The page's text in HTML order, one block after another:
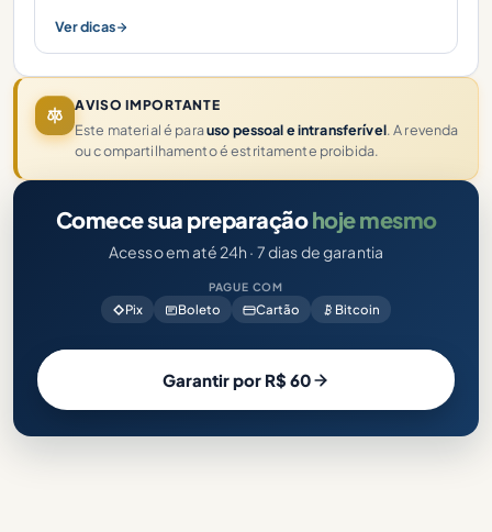
Ver dicas
AVISO IMPORTANTE
Este material é parauso pessoal e intransferível. A revenda
ou compartilhamento é estritamente proibida.
Comece sua preparaçãohoje mesmo
Acesso em até 24h · 7 dias de garantia
PAGUE COM
Pix Boleto Cartão Bitcoin
Garantir por R$ 60